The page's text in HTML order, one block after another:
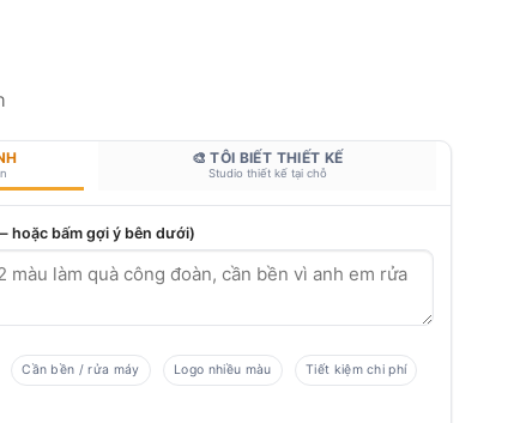
🎨 TÔI BIẾT THIẾT KẾ
Studio thiết kế tại chỗ
hoặc bấm gợi ý bên dưới)
Cần bền / rửa máy Logo nhiều màu Tiết kiệm chi phí